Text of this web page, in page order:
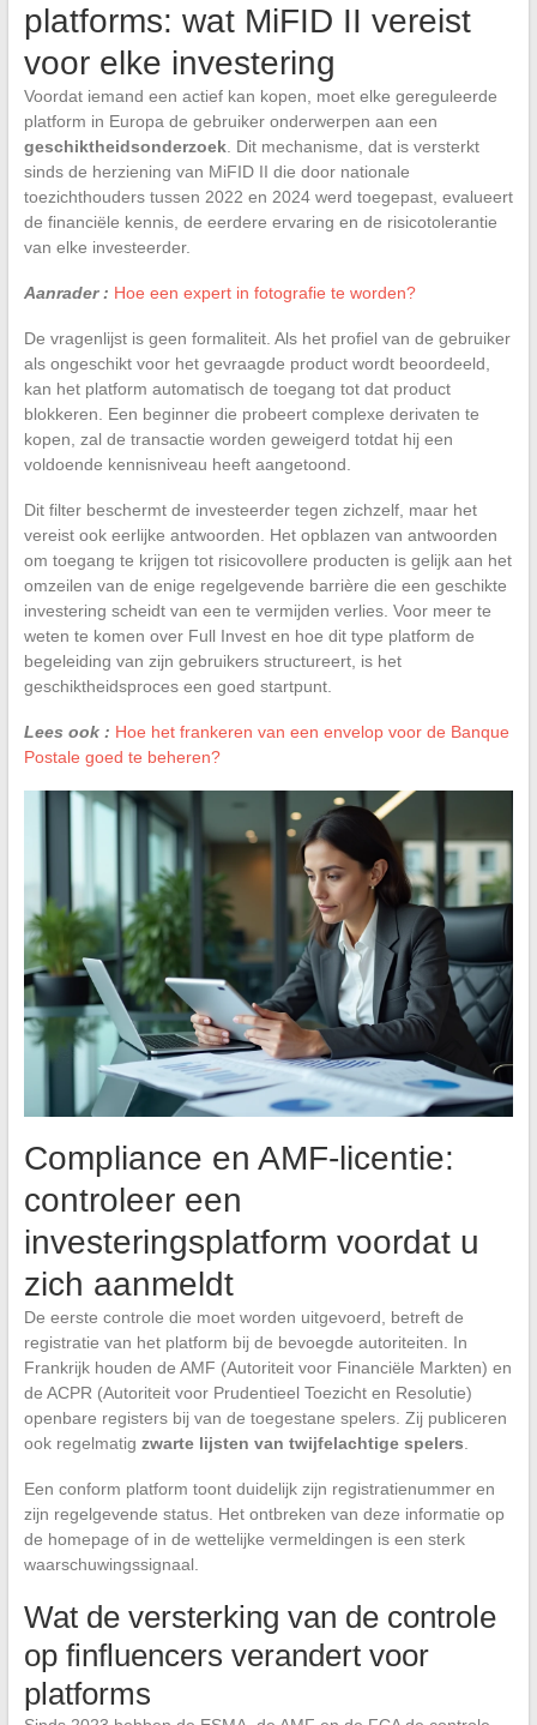
platforms: wat MiFID II vereist
voor elke investering
Voordat iemand een actief kan kopen, moet elke gereguleerde
platform in Europa de gebruiker onderwerpen aan een
geschiktheidsonderzoek. Dit mechanisme, dat is versterkt
sinds de herziening van MiFID II die door nationale
toezichthouders tussen 2022 en 2024 werd toegepast, evalueert
de financiële kennis, de eerdere ervaring en de risicotolerantie
van elke investeerder.
Aanrader : Hoe een expert in fotografie te worden?
De vragenlijst is geen formaliteit. Als het profiel van de gebruiker
als ongeschikt voor het gevraagde product wordt beoordeeld,
kan het platform automatisch de toegang tot dat product
blokkeren. Een beginner die probeert complexe derivaten te
kopen, zal de transactie worden geweigerd totdat hij een
voldoende kennisniveau heeft aangetoond.
Dit filter beschermt de investeerder tegen zichzelf, maar het
vereist ook eerlijke antwoorden. Het opblazen van antwoorden
om toegang te krijgen tot risicovollere producten is gelijk aan het
omzeilen van de enige regelgevende barrière die een geschikte
investering scheidt van een te vermijden verlies. Voor meer te
weten te komen over Full Invest en hoe dit type platform de
begeleiding van zijn gebruikers structureert, is het
geschiktheidsproces een goed startpunt.
Lees ook : Hoe het frankeren van een envelop voor de Banque
Postale goed te beheren?
Compliance en AMF-licentie:
controleer een
investeringsplatform voordat u
zich aanmeldt
De eerste controle die moet worden uitgevoerd, betreft de
registratie van het platform bij de bevoegde autoriteiten. In
Frankrijk houden de AMF (Autoriteit voor Financiële Markten) en
de ACPR (Autoriteit voor Prudentieel Toezicht en Resolutie)
openbare registers bij van de toegestane spelers. Zij publiceren
ook regelmatig zwarte lijsten van twijfelachtige spelers
Een conform platform toont duidelijk zijn registratienummer en
zijn regelgevende status. Het ontbreken van deze informatie op
de homepage of in de wettelijke vermeldingen is een sterk
waarschuwingssignaal.
Wat de versterking van de controle
op finfluencers verandert voor
platforms